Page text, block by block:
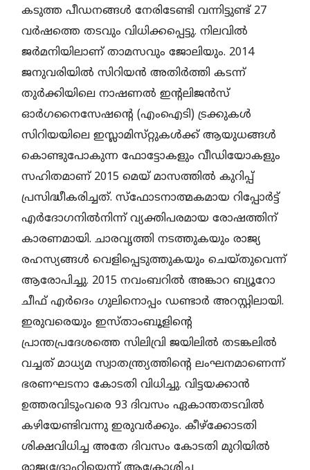
കടുത്ത പീഡനങ്ങൾ നേരിടേണ്ടി വന്നിട്ടുണ്ട് 27
വർഷത്തെ തടവും വിധിക്കപ്പെട്ടു. നിലവിൽ
ജർമനിയിലാണ് താമസവും ജോലിയും. 2014
ജനുവരിയിൽ സിറിയൻ അതിർത്തി കടന്ന്‌
തുർക്കിയിലെ നാഷണൽ ഇന്റലിജൻസ്
ഓർഗനൈസേഷന്റെ (എംഐടി) ട്രക്കുകൾ
സിറിയയിലെ ഇസ്ലാമിസ്‌റ്റുകൾക്ക് ആയുധങ്ങൾ
കൊണ്ടുപോകുന്ന ഫോട്ടോകളും വീഡിയോകളും
സഹിതമാണ്‌ 2015 മെയ് മാസത്തിൽ കുറിപ്പ്‌
പ്രസിദ്ധീകരിച്ചത്‌. സ്ഫോടനാത്മകമായ റിപ്പോർട്ട്
എർദോഗനിൽനിന്ന് വ്യക്തിപരമായ രോഷത്തിന്
കാരണമായി. ചാരവൃത്തി നടത്തുകയും രാജ്യ
രഹസ്യങ്ങൾ വെളിപ്പെടുത്തുകയും ചെയ്തുവെന്ന്
ആരോപിച്ചു. 2015 നവംബറിൽ അങ്കാറ ബ്യൂറോ
ചീഫ് എർദെം ഗുലിനൊപ്പം ഡണ്ടാർ അറസ്റ്റിലായി.
ഇരുവരെയും ഇസ്താംബൂളിന്റെ
പ്രാന്തപ്രദേശത്തെ സിലിവ്രി ജയിലിൽ തടങ്കലിൽ
വച്ചത് മാധ്യമ സ്വാതന്ത്ര്യത്തിന്റെ ലംഘനമാണെന്ന്
ഭരണഘടനാ കോടതി വിധിച്ചു. വിട്ടയക്കാൻ
ഉത്തരവിടുംവരെ 93 ദിവസം ഏകാന്തതടവിൽ
കഴിയേണ്ടിവന്നു ഇരുവർക്കും. കീഴ്‌ക്കോടതി
ശിക്ഷവിധിച്ച അതേ ദിവസം കോടതി മുറിയിൽ